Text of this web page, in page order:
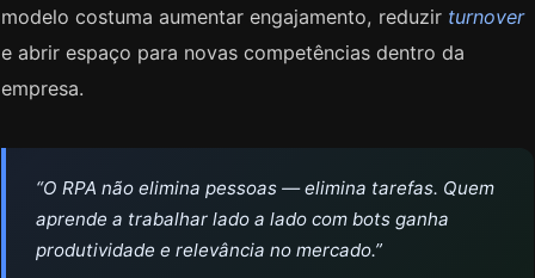
modelo costuma aumentar engajamento, reduzir turnover
e abrir espaço para novas competências dentro da
empresa.
“O RPA não elimina pessoas — elimina tarefas. Quem
aprende a trabalhar lado a lado com bots ganha
produtividade e relevância no mercado.”